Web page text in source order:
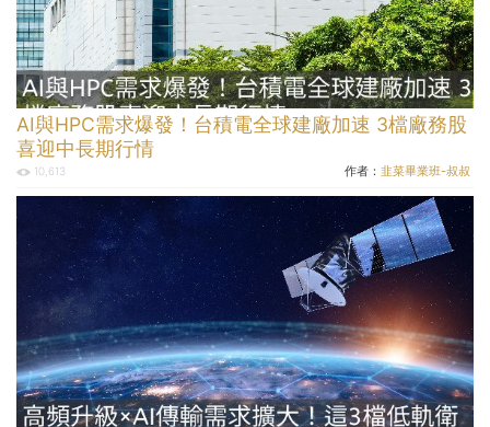
AI與HPC需求爆發！台積電全球建廠加速 3檔廠務股
喜迎中長期行情
10,613 作者： 韭菜畢業班-叔叔